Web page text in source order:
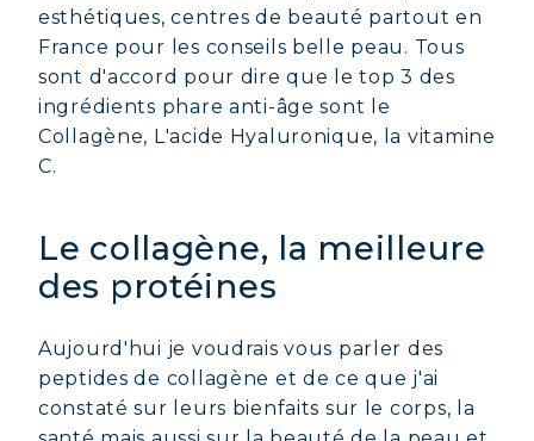
esthétiques, centres de beauté partout en
France pour les conseils belle peau. Tous
sont d'accord pour dire que le top 3 des
ingrédients phare anti-âge sont le
Collagène, L'acide Hyaluronique, la vitamine
C.
Le collagène, la meilleure
des protéines
Aujourd'hui je voudrais vous parler des
peptides de collagène et de ce que j'ai
constaté sur leurs bienfaits sur le corps, la